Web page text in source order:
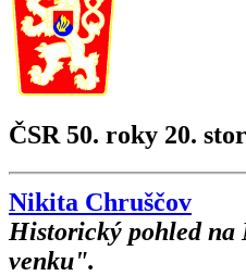
ČSR 50. roky 20.
Nikita Chruščov
Historický pohled
venku".